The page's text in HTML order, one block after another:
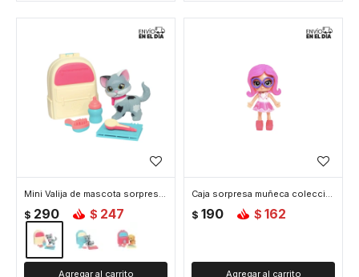
Mini Valija de mascota sorpresa - Beige
$ 290 $ 247
Caja sorpresa muñeca coleccionable
$ 190 $ 162